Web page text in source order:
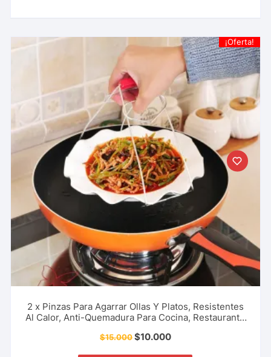
¡Oferta!
2 x Pinzas Para Agarrar Ollas Y Platos, Resistentes
Al Calor, Anti-Quemadura Para Cocina, Restaurante
$15.000$10.000